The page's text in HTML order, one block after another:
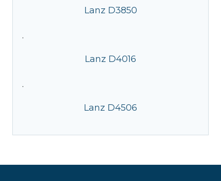
Lanz D3850
·
Lanz D4016
·
Lanz D4506